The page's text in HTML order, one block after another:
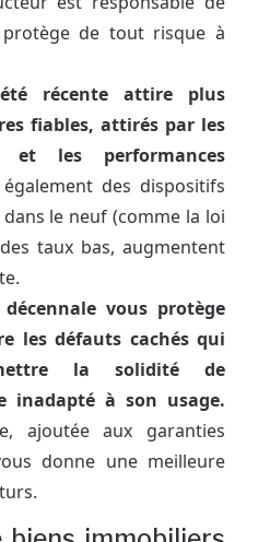
protège de tout risque à
récente attire plus
fiables, attirés par les
les performances
des dispositifs
le neuf (comme la loi
taux bas, augmentent
vous protège
les défauts cachés qui
la solidité de
inadapté à son usage.
ajoutée aux garanties
donne une meilleure